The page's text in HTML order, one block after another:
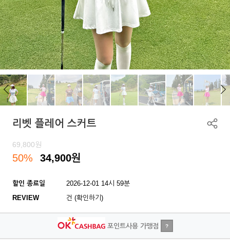
리벳 플레어 스커트
69,800원
50% 34,900원
할인 종료일
2026-12-01 14시 59분
REVIEW
건 (확인하기)
포인트사용 가맹점 ?